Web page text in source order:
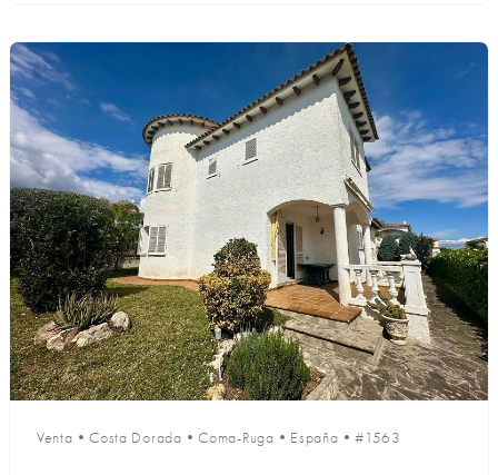
Venta •Costa Dorada •Coma-Ruga • España •#1563